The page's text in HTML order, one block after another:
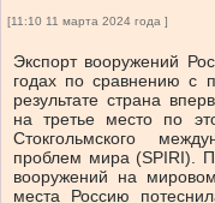
[11:10 11 марта 2024 года ]
Экспорт вооружений
годах по сравнению с
результате страна
на третье место по
Стокгольмского
проблем мира (SPIRI).
вооружений на
места Россию